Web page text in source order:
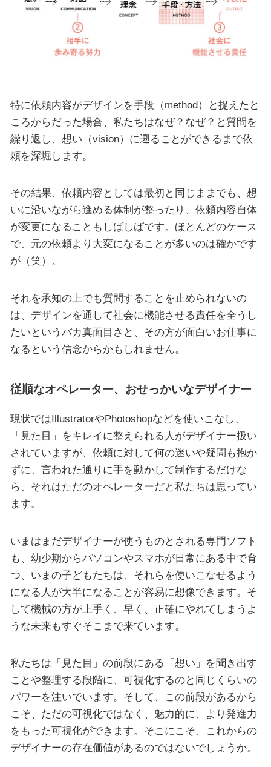
特に依頼内容がデザインを手段（method）と捉えたと
ころからだった場合、私たちはなぜ？なぜ？と質問を
繰り返し、想い（vision）に遡ることができるまで依
頼を深堀します。
その結果、依頼内容としては最初と同じままでも、想
いに沿いながら進める体制が整ったり、依頼内容自体
が変更になることもしばしばです。ほとんどのケース
で、元の依頼より大変になることが多いのは確かです
が（笑）。
それを承知の上でも質問することを止められないの
は、デザインを通して社会に機能させる責任を全うし
たいというバカ真面目さと、その方が面白いお仕事に
なるという信念からかもしれません。
従順なオペレーター、おせっかいなデザイナー
現状ではIllustratorやPhotoshopなどを使いこなし、
「見た目」をキレイに整えられる人がデザイナー扱い
されていますが、依頼に対して何の迷いや疑問も抱か
ずに、言われた通りに手を動かして制作するだけな
ら、それはただのオペレーターだと私たちは思ってい
ます。
いまはまだデザイナーが使うものとされる専門ソフト
も、幼少期からパソコンやスマホが日常にある中で育
つ、いまの子どもたちは、それらを使いこなせるよう
になる人が大半になることが容易に想像できます。そ
して機械の方が上手く、早く、正確にやれてしまうよ
うな未来もすぐそこまで来ています。
私たちは「見た目」の前段にある「想い」を聞き出す
ことや整理する段階に、可視化するのと同じくらいの
パワーを注いでいます。そして、この前段があるから
こそ、ただの可視化ではなく、魅力的に、より発進力
をもった可視化ができます。そこにこそ、これからの
デザイナーの存在価値があるのではないでしょうか。